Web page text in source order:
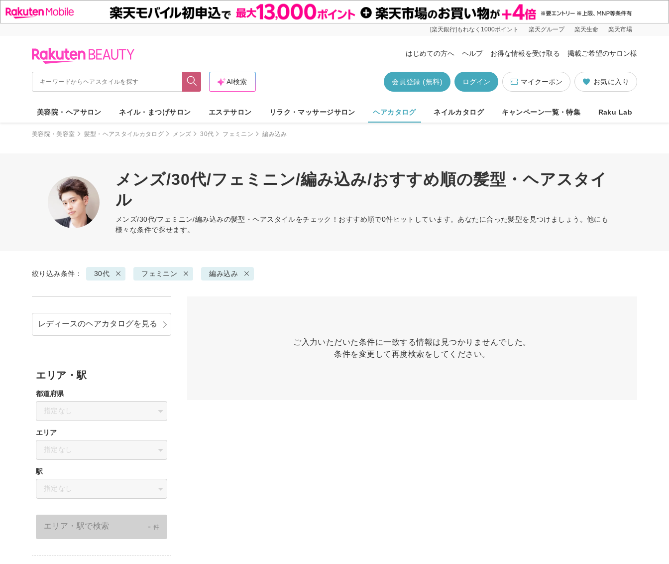
[楽天銀行]もれなく1000ポイント 楽天グループ 楽天生命 楽天市場
はじめての方へ ヘルプ お得な情報を受け取る 掲載ご希望のサロン様
お気に入り
マイクーポン
ログイン
会員登録 (無料)
AI検索
美容院・ヘアサロン ネイル・まつげサロン エステサロン リラク・マッサージサロン ヘアカタログ ネイルカタログ キャンペーン一覧・特集 Raku Lab
美容院・美容室 髪型・ヘアスタイルカタログ メンズ 30代 フェミニン 編み込み
メンズ/30代/フェミニン/編み込み/おすすめ順の髪型・ヘアスタイ
ル
メンズ/30代/フェミニン/編み込みの髪型・ヘアスタイルをチェック！おすすめ順で0件ヒットしています。あなたに合った髪型を見つけましょう。他にも
様々な条件で探せます。
絞り込み条件： 30代 フェミニン 編み込み
ご入力いただいた条件に一致する情報は見つかりませんでした。
条件を変更して再度検索をしてください。
レディースのヘアカタログを見る
エリア・駅
都道府県
指定なし
エリア
指定なし
駅
指定なし
エリア・駅で検索 - 件